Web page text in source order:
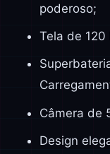
poderoso;
Tela de 120
Câmera de
Design